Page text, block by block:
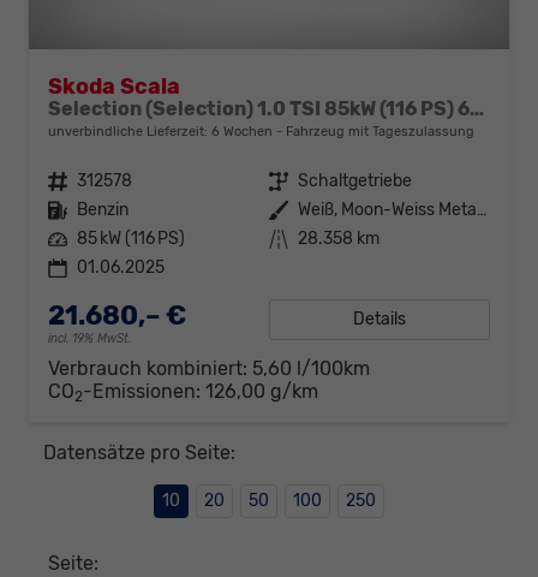
Skoda Scala
Selection (Selection) 1.0 TSI 85kW (116 PS) 6-Gang Schaltgetriebe
unverbindliche Lieferzeit: 6 Wochen Fahrzeug mit Tageszulassung
Fahrzeugnr. 312578 Getriebe Schaltgetriebe
Kraftstoff Benzin Außenfarbe
Weiß, Moon-Weiss Metallic (2Y)
Leistung 85 kW (116 PS) Kilometerstand 28.358 km
01.06.2025
21.680,– €
incl. 19% MwSt.
Details
Verbrauch kombiniert: 5,60 l/100km
CO2-Emissionen: 126,00 g/km
Datensätze pro Seite:
10 20 50 100 250
Seite: